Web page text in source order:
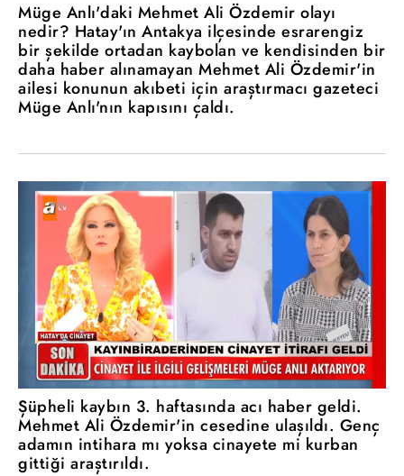
Müge Anlı'daki Mehmet Ali Özdemir olayı
nedir? Hatay'ın Antakya ilçesinde esrarengiz
bir şekilde ortadan kaybolan ve kendisinden bir
daha haber alınamayan Mehmet Ali Özdemir'in
ailesi konunun akıbeti için araştırmacı gazeteci
Müge Anlı'nın kapısını çaldı.
Şüpheli kaybın 3. haftasında acı haber geldi.
Mehmet Ali Özdemir'in cesedine ulaşıldı. Genç
adamın intihara mı yoksa cinayete mi kurban
gittiği araştırıldı.